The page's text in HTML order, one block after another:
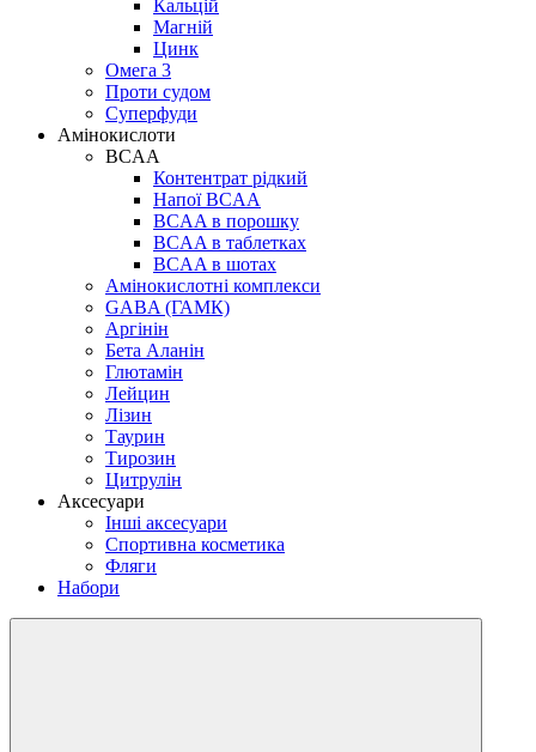
Кальцій
Магній
Цинк
Омега 3
Проти судом
Суперфуди
Амінокислоти
BCAA
Контентрат рідкий
Напої BCAA
BCAA в порошку
BCAA в таблетках
BCAA в шотах
Амінокислотні комплекси
GABA (ГАМК)
Аргінін
Бета Аланін
Глютамін
Лейцин
Лізин
Таурин
Тирозин
Цитрулін
Аксесуари
Інші аксесуари
Спортивна косметика
Фляги
Набори